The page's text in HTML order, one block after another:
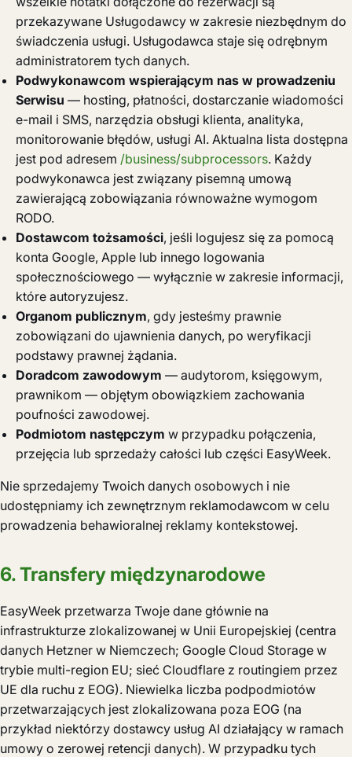
przekazywane Usługodawcy w zakresie niezbędnym do
świadczenia usługi. Usługodawca staje się odrębnym
administratorem tych danych.
Podwykonawcom wspierającym nas w prowadzeniu
Serwisu — hosting, płatności, dostarczanie wiadomości
e-mail i SMS, narzędzia obsługi klienta, analityka,
monitorowanie błędów, usługi AI. Aktualna lista dostępna
jest pod adresem /business/subprocessors. Każdy
podwykonawca jest związany pisemną umową
zawierającą zobowiązania równoważne wymogom
RODO.
Dostawcom tożsamości, jeśli logujesz się za pomocą
konta Google, Apple lub innego logowania
społecznościowego — wyłącznie w zakresie informacji,
które autoryzujesz.
Organom publicznym, gdy jesteśmy prawnie
zobowiązani do ujawnienia danych, po weryfikacji
podstawy prawnej żądania.
Doradcom zawodowym — audytorom, księgowym,
prawnikom — objętym obowiązkiem zachowania
poufności zawodowej.
Podmiotom następczym w przypadku połączenia,
przejęcia lub sprzedaży całości lub części EasyWeek.
Nie sprzedajemy Twoich danych osobowych i nie
udostępniamy ich zewnętrznym reklamodawcom w celu
prowadzenia behawioralnej reklamy kontekstowej.
6. Transfery międzynarodowe
EasyWeek przetwarza Twoje dane głównie na
infrastrukturze zlokalizowanej w Unii Europejskiej (centra
danych Hetzner w Niemczech; Google Cloud Storage w
trybie multi-region EU; sieć Cloudflare z routingiem przez
UE dla ruchu z EOG). Niewielka liczba podpodmiotów
przetwarzających jest zlokalizowana poza EOG (na
przykład niektórzy dostawcy usług AI działający w ramach
umowy o zerowej retencji danych). W przypadku tych